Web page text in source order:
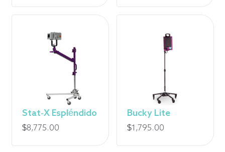
:
7
995,00
8
Stat-X Espléndido
$8,775.00
Bucky Lite
$1,795.00